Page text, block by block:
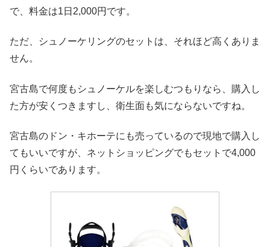
で、料金は1日2,000円です。
ただ、シュノーケリングのセットは、それほど高くありま
せん。
宮古島で何度もシュノーケルを楽しむつもりなら、購入し
た方が安くつきますし、衛生面も気にならないですね。
宮古島のドン・キホーテにも売っているので現地で購入し
てもいいですが、ネットショッピングでもセットで4,000
円くらいであります。